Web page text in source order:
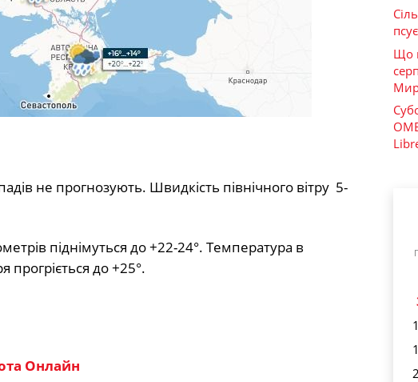
не прогнозують. Швидкість північного вітру 5-
піднімуться до +22-24°. Температура в
прогріється до +25°.
Онлайн
Що